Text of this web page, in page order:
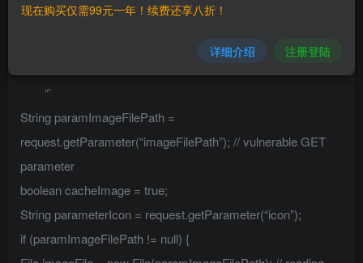
> Avalanche Premise 6.3.2 for Windows v6.3.2.3490
“`
String paramImageFilePath =
request.getParameter(“imageFilePath”); // vulnerable GET
parameter
boolean cacheImage = true;
String parameterIcon = request.getParameter(“icon”);
if (paramImageFilePath != null) {
现在购买仅需99元一年！续费还享八折！
详细介绍 注册登陆